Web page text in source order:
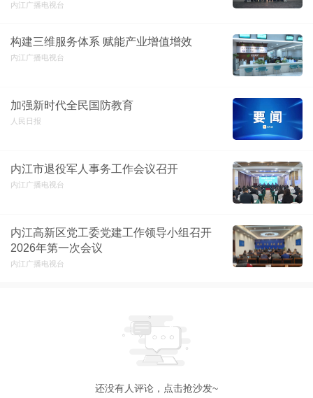
内江广播电视台
构建三维服务体系 赋能产业增值增效
内江广播电视台
加强新时代全民国防教育
人民日报
内江市退役军人事务工作会议召开
内江广播电视台
内江高新区党工委党建工作领导小组召开
2026年第一次会议
内江广播电视台
还没有人评论，点击抢沙发~